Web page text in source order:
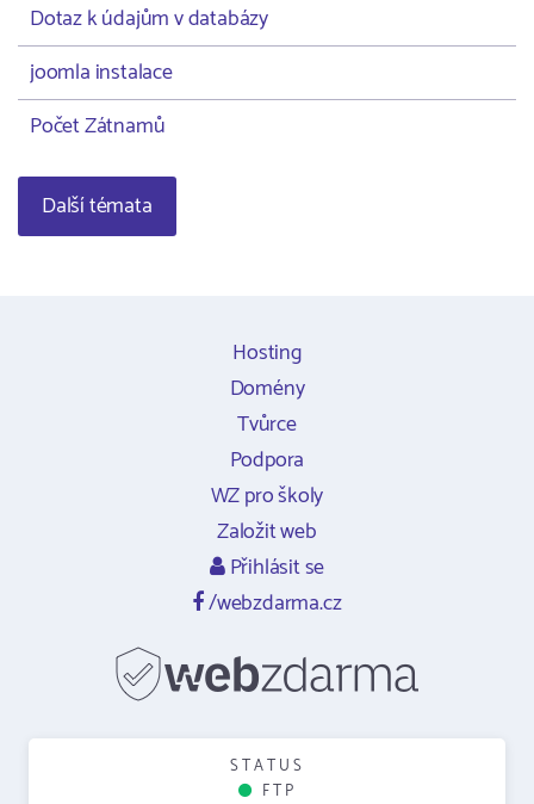
Dotaz k údajům v databázy
joomla instalace
Počet Zátnamů
Další témata
Hosting
Domény
Tvůrce
Podpora
WZ pro školy
Založit web
Přihlásit se
/webzdarma.cz
STATUS
FTP